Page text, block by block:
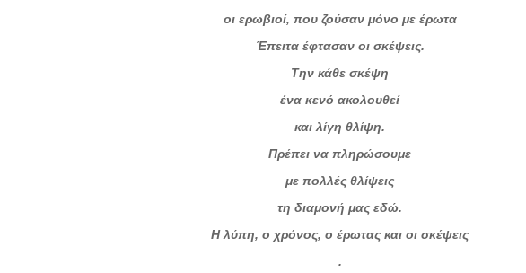
οι ερωβιοί, που ζούσαν μόνο με έρωτα
Έπειτα έφτασαν οι σκέψεις.
Την κάθε σκέψη
ένα κενό ακολουθεί
και λίγη θλίψη.
Πρέπει να πληρώσουμε
με πολλές θλίψεις
τη διαμονή μας εδώ.
Η λύπη, ο χρόνος, ο έρωτας και οι σκέψεις
.